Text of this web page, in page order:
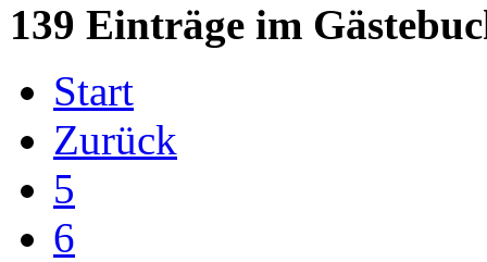
139 Einträge im
Start
Zurück
5
6